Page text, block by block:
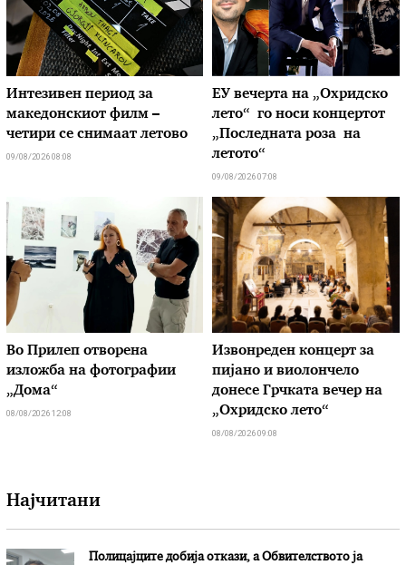
Интезивен период за
македонскиот филм –
четири се снимаат летово
09/08/2026 08:08
ЕУ вечерта на „Охридско
лето“ го носи концертот
„Последната роза на
летото“
09/08/2026 07:08
Во Прилеп отворена
изложба на фотографии
„Дома“
08/08/2026 12:08
Извонреден концерт за
пијано и виолончело
донесе Грчката вечер на
„Охридско лето“
08/08/2026 09:08
Најчитани
Полицајците добија откази, а Обвителството ја